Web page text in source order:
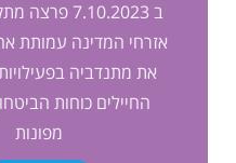
ב 7.10.2023
אזרחי המדינה עמותת
את מתנדביה
החיילים כוחות
מפונות